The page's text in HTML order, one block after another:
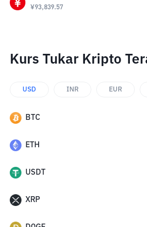
¥93,839.57
Kurs Tukar Kripto
USD INR EUR
BTC
ETH
USDT
XRP